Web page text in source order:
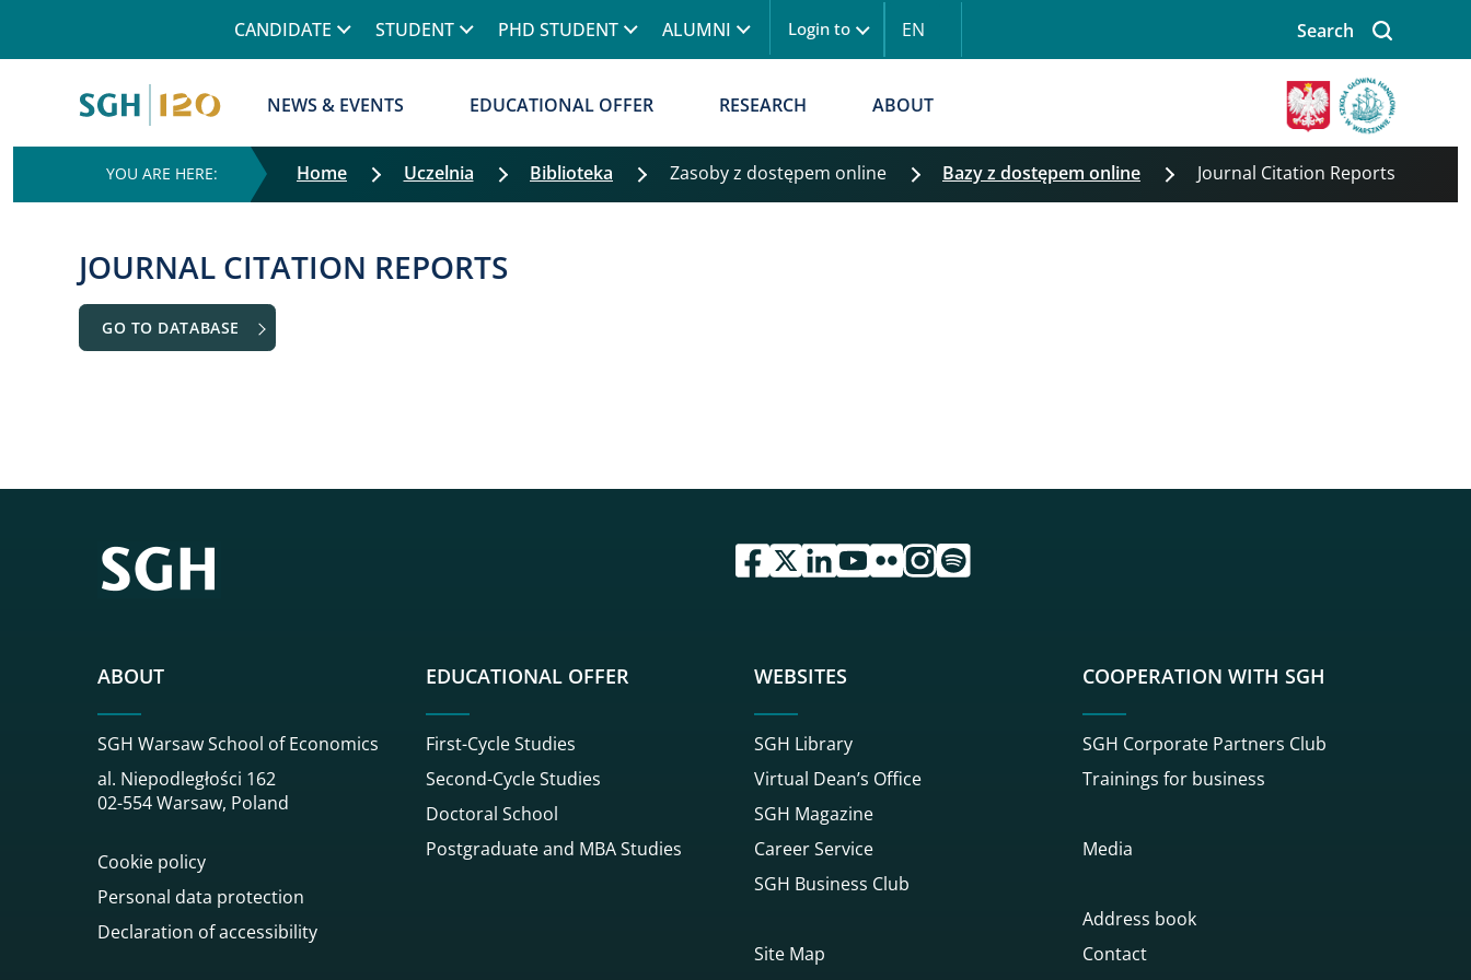
CANDIDATE STUDENT PHD STUDENT ALUMNI Menu logowanie
Login to EN
Search
NEWS & EVENTS
EDUCATIONAL OFFER RESEARCH ABOUT
Image
Home Uczelnia Biblioteka Zasoby z dostępem online Bazy z dostępem online Journal Citation Reports
JOURNAL CITATION REPORTS
GO TO DATABASE
przejdź do serwisu facebook sgh
przejdź do serwisu twitter sgh
przejdź do serwisu linkedin sgh
przejdź do serwisu youtube sgh
przejdź do serwisu flickr sgh
przejdź do serwisu instagram sgh
przejdź do serwisu spotify sgh
ABOUT
SGH Warsaw School of Economics
al. Niepodległości 162
02-554 Warsaw, Poland
Cookie policy
Personal data protection
Declaration of accessibility
EDUCATIONAL OFFER
First-Cycle Studies
Second-Cycle Studies
Doctoral School
Postgraduate and MBA Studies
WEBSITES
SGH Library
Virtual Dean’s Office
SGH Magazine
Career Service
SGH Business Club
Site Map
COOPERATION WITH SGH
SGH Corporate Partners Club
Trainings for business
Media
Address book
Contact